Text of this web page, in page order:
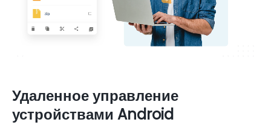
Удаленное управление
устройствами Android